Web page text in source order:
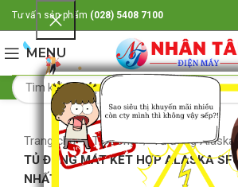
Tư vấn sản phẩm (028) 5408 7100
MENU
Trang chủ Tủ đông
Tủ đông Alaska
TỦ ĐÔNG MÁT KẾT HỢP ALASKA
NHẤT